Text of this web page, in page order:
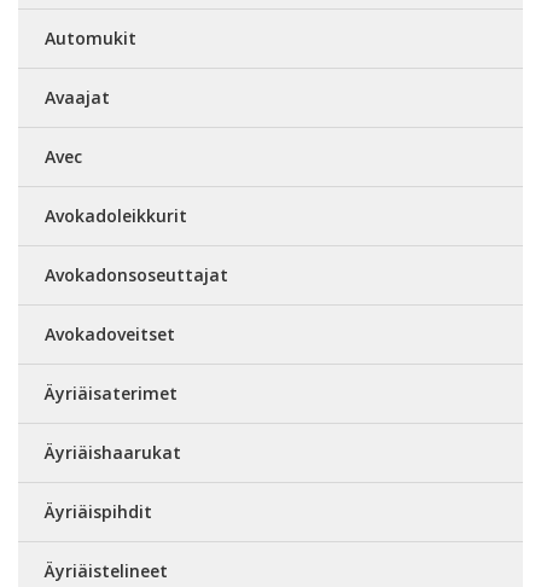
Automukit
Avaajat
Avec
Avokadoleikkurit
Avokadonsoseuttajat
Avokadoveitset
Äyriäisaterimet
Äyriäishaarukat
Äyriäispihdit
Äyriäistelineet